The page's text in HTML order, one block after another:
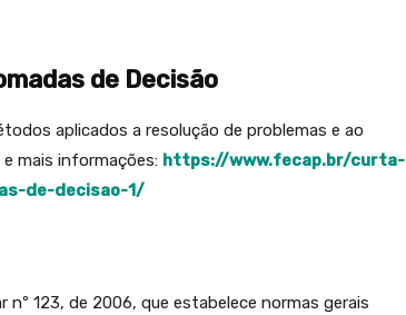
de Decisão
aplicados a resolução de problemas e ao
mais informações: https://www.fecap.br/curta-
de-decisao-1/
123, de 2006, que estabelece normas gerais